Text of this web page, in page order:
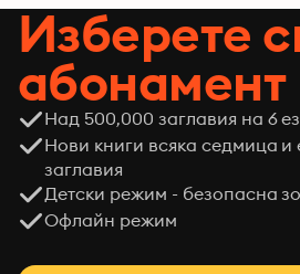
Изберете
абонамент
Над 500,000 заглавия на 6
Нови книги всяка седмица и
заглавия
Детски режим - безопасна
Офлайн режим